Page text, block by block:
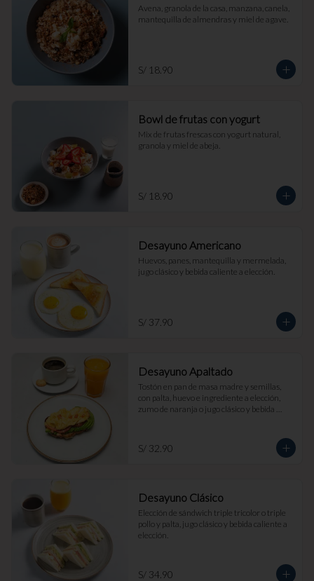
Avena, granola de la casa, manzana, canela,
mantequilla de almendras y miel de agave.
S/ 18.90
Bowl de frutas con yogurt
Mix de frutas frescas con yogurt natural,
granola y miel de abeja.
S/ 18.90
Desayuno Americano
Huevos, panes, mantequilla y mermelada,
jugo clásico y bebida caliente a elección.
S/ 37.90
Desayuno Apaltado
Tostón en pan de masa madre y semillas,
con palta, huevo e ingrediente a elección,
zumo de naranja o jugo clásico y bebida
S/ 32.90
Desayuno Clásico
Elección de sándwich triple tricolor o triple
pollo y palta, jugo clásico y bebida caliente a
elección.
S/ 34.90